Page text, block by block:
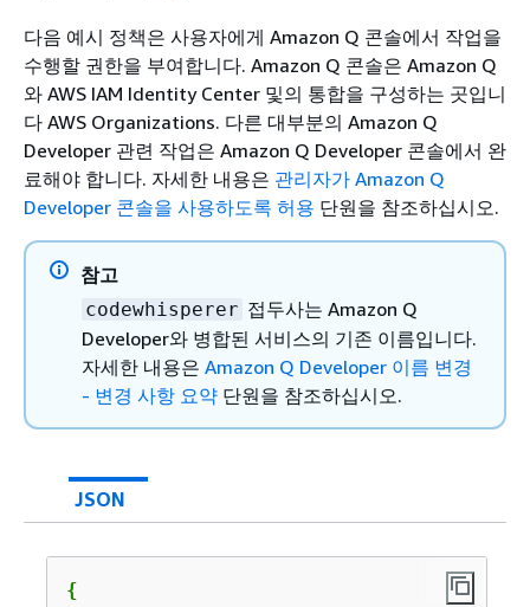
다음 예시 정책은 사용자에게 Amazon Q 콘솔에서 작업을
수행할 권한을 부여합니다. Amazon Q 콘솔은 Amazon Q
와 AWS IAM Identity Center 및의 통합을 구성하는 곳입니
다 AWS Organizations. 다른 대부분의 Amazon Q
Developer 관련 작업은 Amazon Q Developer 콘솔에서 완
료해야 합니다. 자세한 내용은 관리자가 Amazon Q
Developer 콘솔을 사용하도록 허용 단원을 참조하십시오.
참고
codewhisperer 접두사는 Amazon Q
Developer와 병합된 서비스의 기존 이름입니다.
자세한 내용은 Amazon Q Developer 이름 변경
- 변경 사항 요약 단원을 참조하십시오.
JSON
{